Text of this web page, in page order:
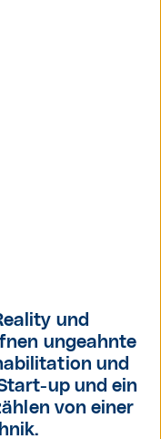
und
ungeahnte
und
up und ein
von einer